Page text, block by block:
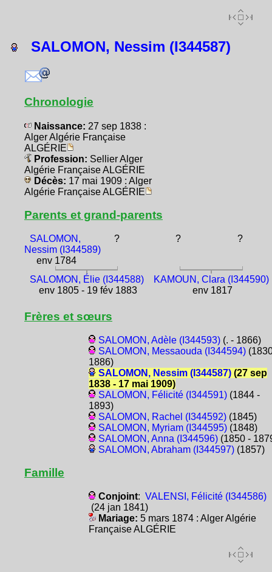
SALOMON, Nessim (I344587)
Chronologie
Naissance: 27 sep 1838 :
Alger Algérie Française
ALGÉRIE
Profession: Sellier Alger
Algérie Française ALGÉRIE
Décès: 17 mai 1909 : Alger
Algérie Française ALGÉRIE
Parents et grand-parents
SALOMON,
Nessim (I344589)
env 1784
? ? ?
SALOMON, Élie (I344588)
env 1805 - 19 fév 1883
KAMOUN, Clara (I344590)
env 1817
Frères et sœurs
SALOMON, Adèle (I344593)(. - 1866)
SALOMON, Messaouda (I344594)
1886)
SALOMON, Nessim (I344587)(27 sep
1838 - 17 mai 1909)
SALOMON, Félicité (I344591)(1844 -
1893)
SALOMON, Rachel (I344592)(1845)
SALOMON, Myriam (I344595)(1848)
SALOMON, Anna (I344596)(1850 -
SALOMON, Abraham (I344597)(1857)
Famille
Conjoint: VALENSI, Félicité (I344586)
(24 jan 1841)
Mariage: 5 mars 1874 : Alger Algérie
Française ALGÉRIE